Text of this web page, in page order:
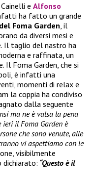
e Alfonso
ha fatto un grande
Foma Garden , il
da diversi mesi e
Il taglio del nastro ha
e raffinata, un
Il Foma Garden, che si
è infatti una
momenti di relax e
la coppia ha condiviso
dalla seguente
ma ne è valsa la pena
il Foma Garden è
che sono venute, alle
vi aspettiamo con le
visibilmente
dichiarato: “Questo è il